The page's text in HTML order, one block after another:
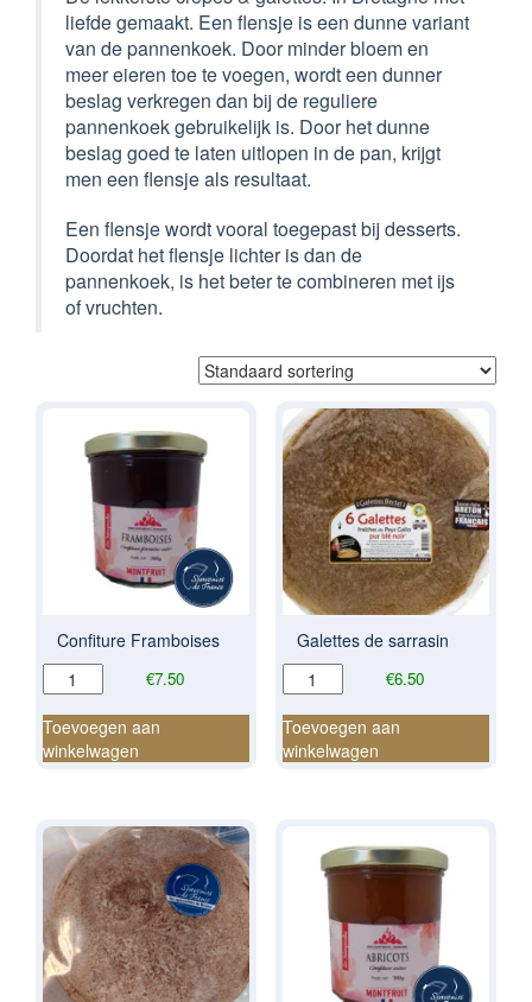
liefde gemaakt. Een flensje is een dunne variant
van de pannenkoek. Door minder bloem en
meer eieren toe te voegen, wordt een dunner
beslag verkregen dan bij de reguliere
pannenkoek gebruikelijk is. Door het dunne
beslag goed te laten uitlopen in de pan, krijgt
men een flensje als resultaat.
Een flensje wordt vooral toegepast bij desserts.
Doordat het flensje lichter is dan de
pannenkoek, is het beter te combineren met ijs
of vruchten.
Confiture Framboises
€7.50
Confiture
Framboises
aantal
Toevoegen aan
winkelwagen
Galettes de sarrasin
€6.50
Galettes
de
sarrasin
aantal
Toevoegen aan
winkelwagen